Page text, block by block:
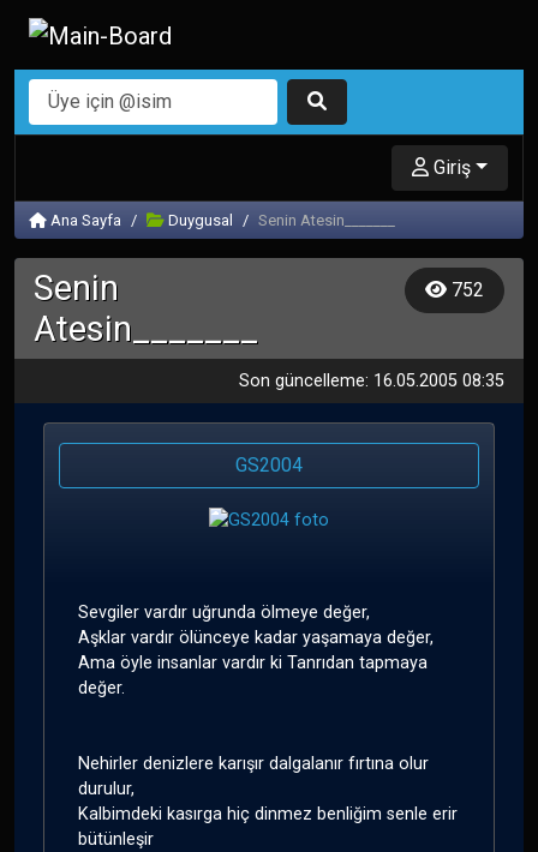
Giriş
Ana Sayfa Duygusal Senin Atesin_______
Senin
Atesin_______
752
Son güncelleme: 16.05.2005 08:35
GS2004
Sevgiler vardır uğrunda ölmeye değer,
Aşklar vardır ölünceye kadar yaşamaya değer,
Ama öyle insanlar vardır ki Tanrıdan tapmaya
değer.
Nehirler denizlere karışır dalgalanır fırtına olur
durulur,
Kalbimdeki kasırga hiç dinmez benliğim senle erir
bütünleşir